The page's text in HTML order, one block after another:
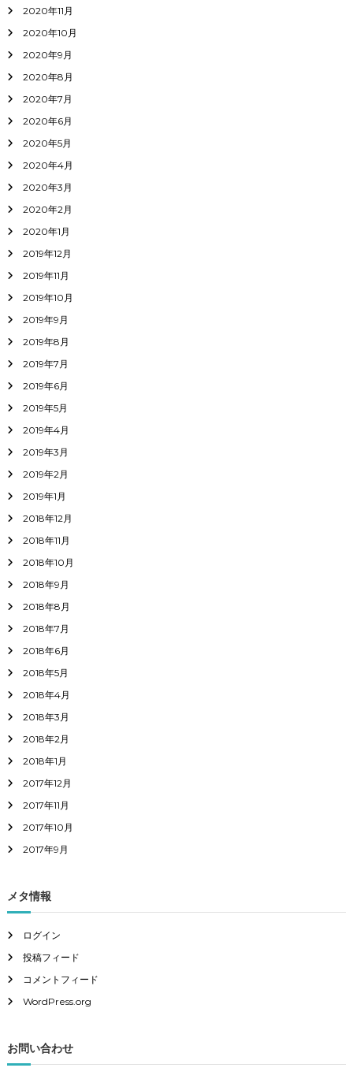
2020年11月
2020年10月
2020年9月
2020年8月
2020年7月
2020年6月
2020年5月
2020年4月
2020年3月
2020年2月
2020年1月
2019年12月
2019年11月
2019年10月
2019年9月
2019年8月
2019年7月
2019年6月
2019年5月
2019年4月
2019年3月
2019年2月
2019年1月
2018年12月
2018年11月
2018年10月
2018年9月
2018年8月
2018年7月
2018年6月
2018年5月
2018年4月
2018年3月
2018年2月
2018年1月
2017年12月
2017年11月
2017年10月
2017年9月
メタ情報
ログイン
投稿フィード
コメントフィード
WordPress.org
お問い合わせ